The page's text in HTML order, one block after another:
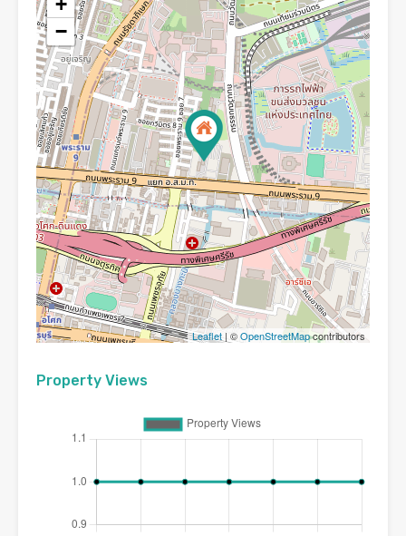
−
Leaflet | ©OpenStreetMapcontributors
Property Views